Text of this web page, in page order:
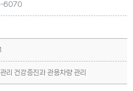
6070
리 건강증진과 관용차량 관리